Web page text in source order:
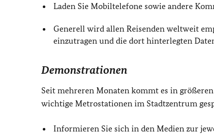
Laden Sie Mobiltelefone sowie andere
Generell wird allen Reisenden weltweit
einzutragen und die dort hinterlegten
Demonstrationen
Seit mehreren Monaten kommt es in
wichtige Metrostationen im Stadtzentrum
Informieren Sie sich in den Medien zur